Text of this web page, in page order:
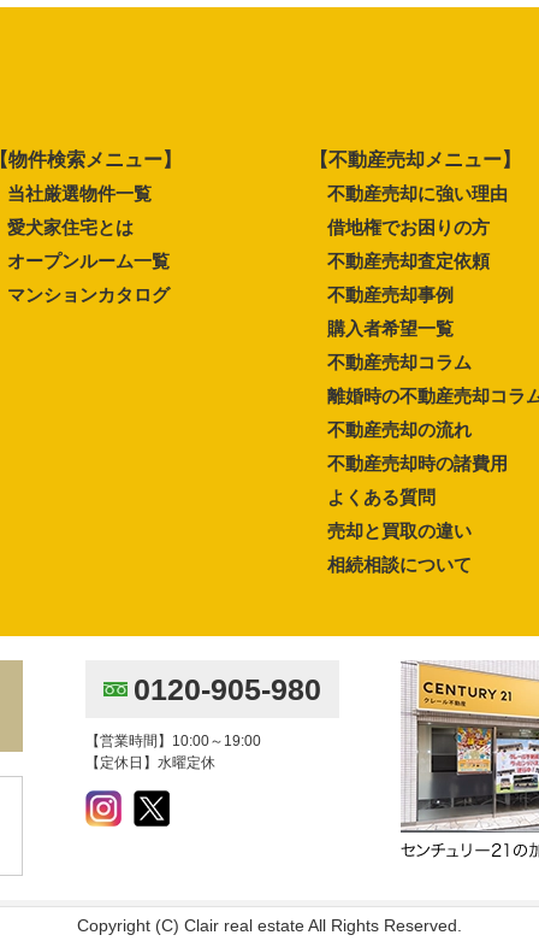
物件検索メニュー】
当社厳選物件一覧
愛犬家住宅とは
オープンルーム一覧
マンションカタログ
【不動産売却メニュー】
不動産売却に強い理由
借地権でお困りの方
不動産売却査定依頼
不動産売却事例
購入者希望一覧
不動産売却コラム
離婚時の不動産売却コラ
不動産売却の流れ
不動産売却時の諸費用
よくある質問
売却と買取の違い
相続相談について
0120-905-980
【営業時間】10:00～19:00
【定休日】水曜定休
Copyright (C) Clair real estate All Rights Reserved.